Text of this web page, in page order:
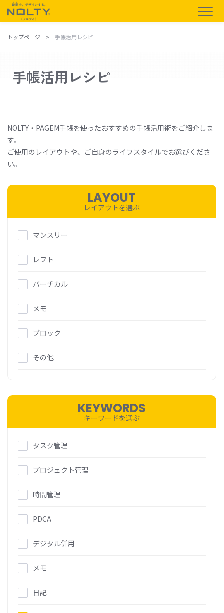
トップページ 手帳活用レシピ
手帳活用レシピ
NOLTY・PAGEM手帳を使ったおすすめの手帳活用術をご紹介しま
す。
ご使用のレイアウトや、ご自身のライフスタイルでお選びくださ
い。
LAYOUT
レイアウトを選ぶ
マンスリー
レフト
バーチカル
メモ
ブロック
その他
KEYWORDS
キーワードを選ぶ
タスク管理
プロジェクト管理
時間管理
PDCA
デジタル併用
メモ
日記